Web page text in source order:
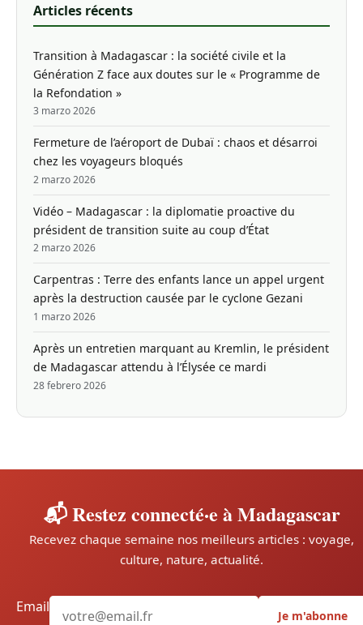
Articles récents
Transition à Madagascar : la société civile et la
Génération Z face aux doutes sur le « Programme de
la Refondation »
3 marzo 2026
Fermeture de l’aéroport de Dubaï : chaos et désarroi
chez les voyageurs bloqués
2 marzo 2026
Vidéo – Madagascar : la diplomatie proactive du
président de transition suite au coup d’État
2 marzo 2026
Carpentras : Terre des enfants lance un appel urgent
après la destruction causée par le cyclone Gezani
1 marzo 2026
Après un entretien marquant au Kremlin, le président
de Madagascar attendu à l’Élysée ce mardi
28 febrero 2026
📬 Restez connecté·e à Madagascar
Recevez chaque semaine nos meilleurs articles : voyage,
culture, nature, actualité.
Email
Je m'abonne